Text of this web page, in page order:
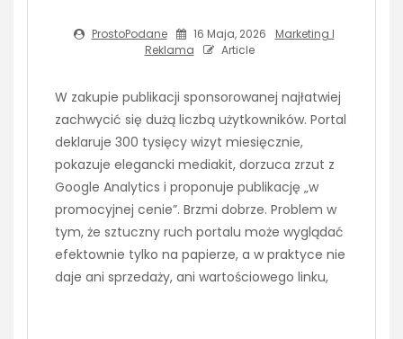
ProstoPodane 16 Maja, 2026
Marketing I
Reklama
Article
W zakupie publikacji sponsorowanej najłatwiej
zachwycić się dużą liczbą użytkowników. Portal
deklaruje 300 tysięcy wizyt miesięcznie,
pokazuje elegancki mediakit, dorzuca zrzut z
Google Analytics i proponuje publikację „w
promocyjnej cenie”. Brzmi dobrze. Problem w
tym, że sztuczny ruch portalu może wyglądać
efektownie tylko na papierze, a w praktyce nie
daje ani sprzedaży, ani wartościowego linku,